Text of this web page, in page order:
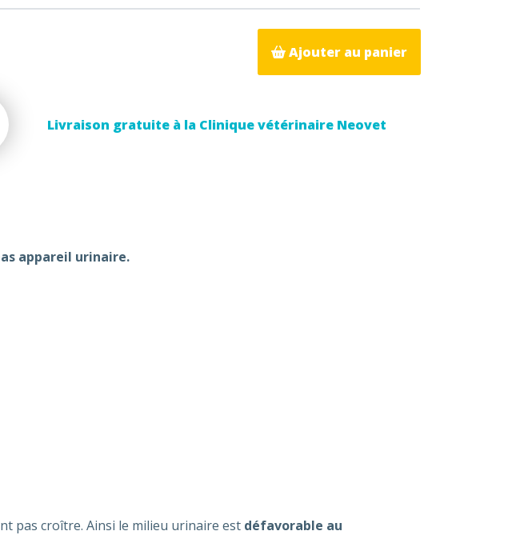
Ajouter au panier
Livraison gratuite à la Clinique vétérinaire Neovet
appareil urinaire.
pas croître. Ainsi le milieu urinaire est défavorable au